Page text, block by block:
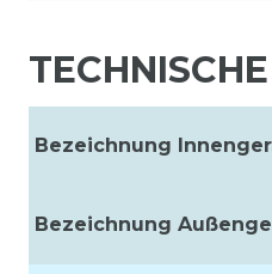
Bezeichnung
Bezeichnung